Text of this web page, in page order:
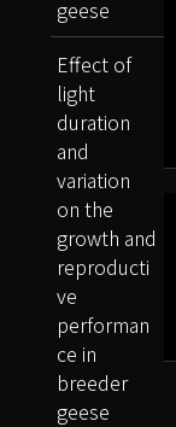
geese
Effect of
light
duration
and
variation
on the
growth and
reproducti
ve
performan
ce in
breeder
geese